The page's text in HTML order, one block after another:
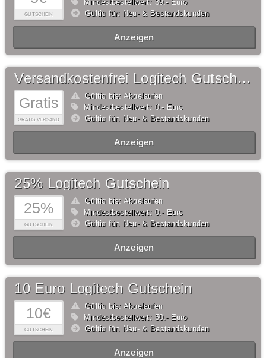
GUTSCHEIN
Mindestbestellwert: 39,- Euro
Gültig für: Neu- & Bestandskunden
Anzeigen
Gratis
GRATIS VERSAND
Versandkostenfrei Logitech Gutschein
Gültig bis: Abgelaufen
Mindestbestellwert: 0,- Euro
Gültig für: Neu- & Bestandskunden
Anzeigen
25%
GUTSCHEIN
25% Logitech Gutschein
Gültig bis: Abgelaufen
Mindestbestellwert: 0,- Euro
Gültig für: Neu- & Bestandskunden
Anzeigen
10€
GUTSCHEIN
10 Euro Logitech Gutschein
Gültig bis: Abgelaufen
Mindestbestellwert: 50,- Euro
Gültig für: Neu- & Bestandskunden
Anzeigen